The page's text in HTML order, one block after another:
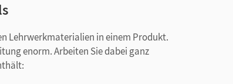
Lehrwerkmaterialien in einem Produkt.
enorm. Arbeiten Sie dabei ganz